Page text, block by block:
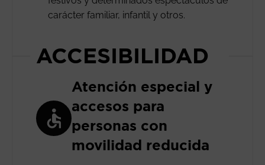
carácter familiar, infantil y otros.
ACCESIBILIDAD
Atención especial y
accesos para
personas con
movilidad reducida